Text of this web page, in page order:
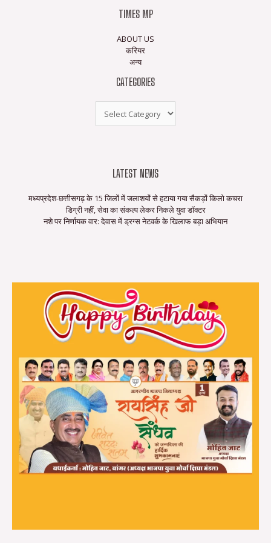
TIMES MP
ABOUT US
करियर
अन्य
CATEGORIES
LATEST NEWS
मध्यप्रदेश-छत्तीसगढ़ के 15 जिलों में जलाशयों से हटाया गया सैकड़ों किलो कचरा
डिग्री नहीं, सेवा का संकल्प लेकर निकले युवा डॉक्टर
नशे पर निर्णायक वार: देवास में ड्रग्स नेटवर्क के खिलाफ बड़ा अभियान